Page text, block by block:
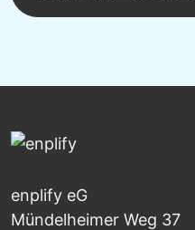
enplify eG
Mündelheimer Weg 37